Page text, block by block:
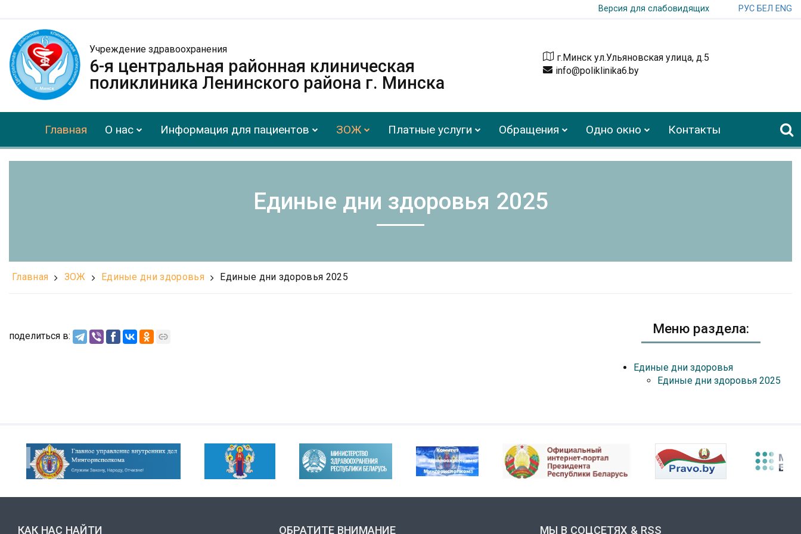
Версия для слабовидящих РУС БЕЛ ENG
Учреждение здравоохранения
6-я центральная районная клиническая
поликлиника Ленинского района г. Минска
г.Минск ул.Ульяновская улица, д.5
info@poliklinika6.by
Главная О нас Информация для пациентов ЗОЖ Платные услуги Обращения Одно окно Контакты
Единые дни здоровья 2025
Главная ЗОЖ Единые дни здоровья Единые дни здоровья 2025
поделиться в: Меню раздела:
Единые дни здоровья
Единые дни здоровья 2025
КАК НАС НАЙТИ ОБРАТИТЕ ВНИМАНИЕ МЫ В СОЦСЕТЯХ & RSS